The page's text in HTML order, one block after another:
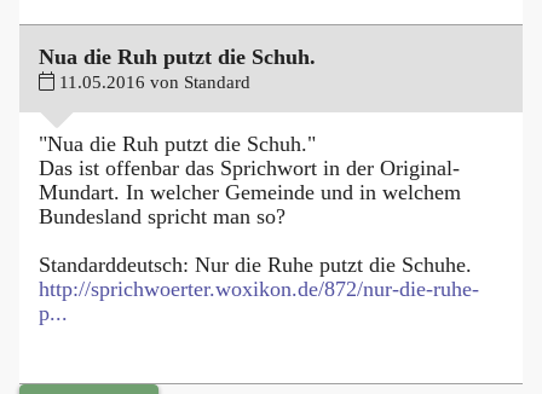
Nua die Ruh putzt die Schuh.
11.05.2016 von Standard
"Nua die Ruh putzt die Schuh."
Das ist offenbar das Sprichwort in der Original-
Mundart. In welcher Gemeinde und in welchem
Bundesland spricht man so?
Standarddeutsch: Nur die Ruhe putzt die Schuhe.
http://sprichwoerter.woxikon.de/872/nur-die-ruhe-
p...